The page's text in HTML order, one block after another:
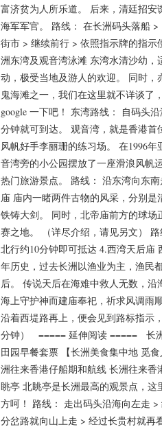
富济贫为人所乐道。 后来，清廷招安
海军军官。 路线： 在长洲码头落船
街市 > 继续前行 > 依照指示牌的指示
洲东湾及观音湾泳滩 东湾水清沙幼，
动，极受当地及游人的欢迎。 同时，
鬼海滩之一，我们在这里就不详谈了
google 一下吧！ 东湾路线： 自码头
分钟就可到达。 观音湾，就是香港首
风帆好手李丽珊的练习场。 在1996
音湾旁的小公园摆放了一座滑浪风帆
热门旅游景点。 路线： 沿东湾向东
庙 庙内一睹两件古物的风采，分别是
铁铸大剑。 同时，北帝庙前方的球场
赛之地。 （详尽介绍，请见另文）
北行约10分钟即可抵达 4.西湾天后庙
年历史，过去长洲以渔业为主，渔民
后。 传说天后在海难中救人无数，沿
海上守护神而建庙奉祀，祈求风调雨
沿着西堤路再上，便会见到路标指示
分钟） ===== 延伸阅读 ===== 长
田园早餐套票 【长洲美食集中地 觅
洲往来香港仔船期和航线 长洲往来香
眺亭 北眺亭是长洲最高的观景点，这
方呵！ 路线： 走出码头沿海向左走
分岔路就向山上走 > 经过长贵村就再